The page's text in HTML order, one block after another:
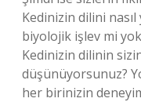
Kedinizin dilini
biyolojik işlev mi
Kedinizin dilinin
düşünüyorsunuz?
her birinizin